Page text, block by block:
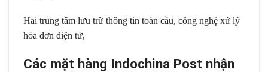
Hai trung tâm lưu trữ thông tin toàn cầu, công nghệ xử lý
hóa đơn điện tử,
Các mặt hàng Indochina Post nhận